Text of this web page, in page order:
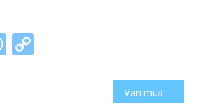
WhatsApp
Copy